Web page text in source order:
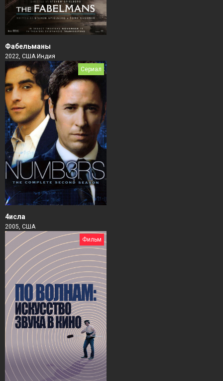
Фабельманы
2022, США Индия
Сериал
4исла
2005, США
Фильм